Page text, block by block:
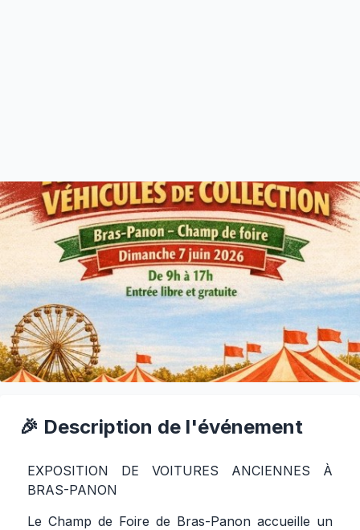
🎉 Description de l'événement
EXPOSITION DE VOITURES ANCIENNES À
BRAS-PANON
Le Champ de Foire de Bras-Panon accueille un